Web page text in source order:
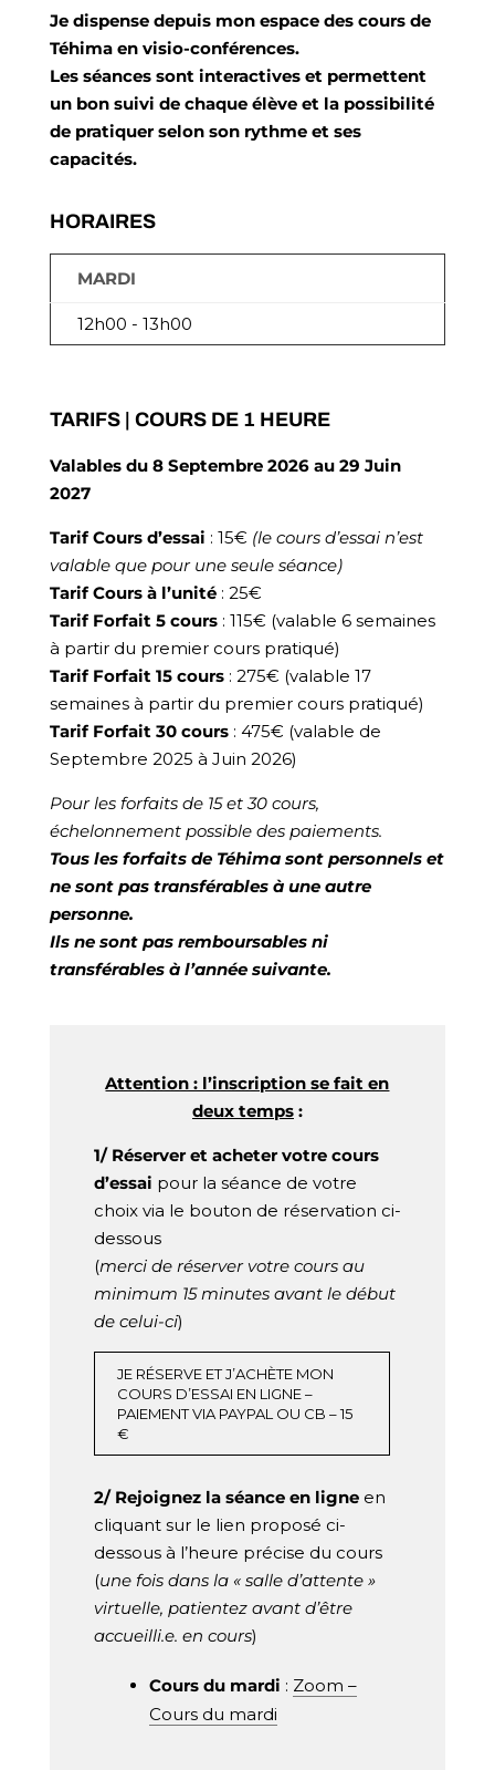
Je dispense depuis mon espace des cours de
Téhima en visio-conférences.
Les séances sont interactives et permettent
un bon suivi de chaque élève et la possibilité
de pratiquer selon son rythme et ses
capacités.
HORAIRES
MARDI
12h00 - 13h00
TARIFS | COURS DE 1 HEURE
Valables du 8 Septembre 2026 au 29 Juin
2027
Tarif Cours d’essai : 15€ (le cours d’essai n’est
valable que pour une seule séance)
Tarif Cours à l’unité: 25€
Tarif Forfait 5 cours: 115€ (valable 6 semaines
à partir du premier cours pratiqué)
Tarif Forfait 15 cours: 275€ (valable 17
semaines à partir du premier cours pratiqué)
Tarif Forfait 30 cours: 475€ (valable de
Septembre 2025 à Juin 2026)
Pour les forfaits de 15 et 30 cours,
échelonnement possible des paiements.
Tous les forfaits de Téhima sont personnels et
ne sont pas transférables à une autre
personne.
Ils ne sont pas remboursables ni
transférables à l’année suivante.
Attention : l’inscription se fait en
deux temps:
1/ Réserver et acheter votre cours
d’essai pour la séance de votre
choix via le bouton de réservation ci-
dessous
(merci de réserver votre cours au
minimum 15 minutes avant le début
de celui-ci)
JE RÉSERVE ET J’ACHÈTE MON
COURS D’ESSAI EN LIGNE –
PAIEMENT VIA PAYPAL OU CB – 15
€
2/ Rejoignez la séance en ligne en
cliquant sur le lien proposé ci-
dessous à l’heure précise du cours
(une fois dans la « salle d’attente »
virtuelle, patientez avant d’être
accueilli.e. en cours)
Cours du mardi : Zoom –
Cours du mardi